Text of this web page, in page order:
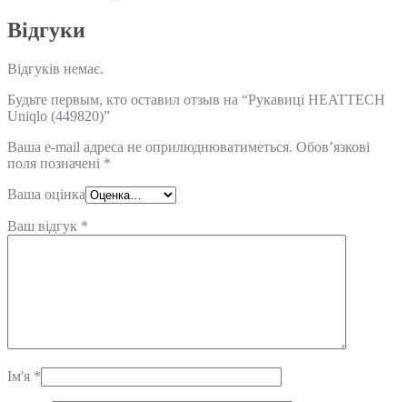
Відгуки
Відгуків немає.
Будьте первым, кто оставил отзыв на “Рукавиці HEATTECH
Uniqlo (449820)”
Ваша e-mail адреса не оприлюднюватиметься. Обов’язкові
поля позначені *
Ваша оцінка
Ваш відгук *
Ім'я *